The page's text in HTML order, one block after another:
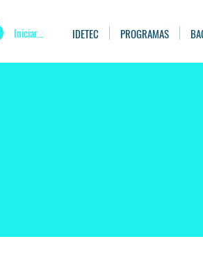
Iniciar sesión IDETEC PROGRAMAS